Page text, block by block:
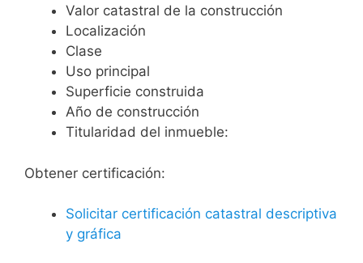
Valor catastral de la construcción
Localización
Clase
Uso principal
Superficie construida
Año de construcción
Titularidad del inmueble:
Obtener certificación:
Solicitar certificación catastral descriptiva
y gráfica